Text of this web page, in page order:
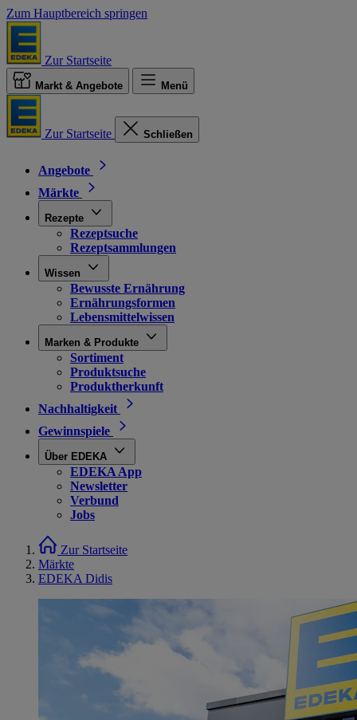
Zum Hauptbereich springen
Zur Startseite
Markt & Angebote Menü
Zur Startseite Schließen
Angebote
Märkte
Rezepte
Rezeptsuche
Rezeptsammlungen
Wissen
Bewusste Ernährung
Ernährungsformen
Lebensmittelwissen
Marken & Produkte
Sortiment
Produktsuche
Produktherkunft
Nachhaltigkeit
Gewinnspiele
Über EDEKA
EDEKA App
Newsletter
Verbund
Jobs
Zur Startseite
Märkte
EDEKA Didis